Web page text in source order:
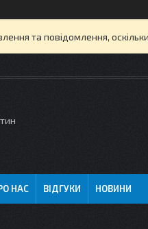
та повідомлення,
НАС ВІДГУКИ НОВИНИ